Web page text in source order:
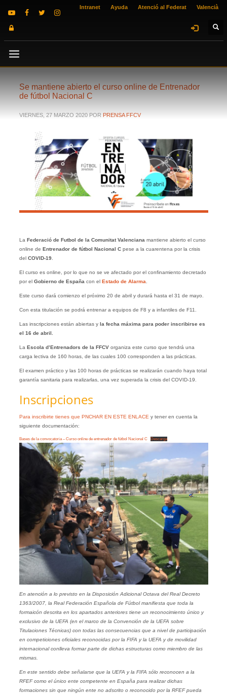
Intranet Ayuda Atenció al Federat Valencià
Se mantiene abierto el curso online de Entrenador
de fútbol Nacional C
VIERNES, 27 MARZO 2020 POR PRENSA FFCV
La Federació de Futbol de la Comunitat Valencianamantiene abierto el curso
online de Entrenador de fútbol Nacional Cpese a la cuarentena por la crisis
del COVID-19.
El curso es online, por lo que no se ve afectado por el confinamiento decretado
por el Gobierno de Españacon el Estado de Alarma.
Este curso dará comienzo el próximo 20 de abril y durará hasta el 31 de mayo.
Con esta titulación se podrá entrenar a equipos de F8 y a infantiles de F11.
Las inscripciones están abiertas y la fecha máxima para poder inscribirse es
el 16 de abril.
La Escola d’Entrenadors de la FFCVorganiza este curso que tendrá una
carga lectiva de 160 horas, de las cuales 100 corresponden a las prácticas.
El examen práctico y las 100 horas de prácticas se realizarán cuando haya total
garantía sanitaria para realizarlas, una vez superada la crisis del COVID-19.
Inscripciones
Para inscribirte tienes que PNCHAR EN ESTE ENLACEy tener en cuenta la
siguiente documentación:
Bases de la convocatoria – Curso online de entrenador de fútbol Nacional C Descarga
En atención a lo previsto en la Disposición Adicional Octava del Real Decreto
1363/2007, la Real Federación Española de Fútbol manifiesta que toda la
formaicón descrita en los apartados anteriores tiene un reconocimiento único y
exclusivo de la UEFA (en el marco de la Convención de la UEFA sobre
Titulaciones Técnicas) con todas las consecuencias que a nivel de participación
en competiciones oficiales reconocidas por la FIFA y la UEFA y de movilidad
internacional conlleva formar parte de dichas estructuras como miembro de las
mismas.
En este sentido debe señalarse que la UEFA y la FIFA sólo reconocen a la
RFEF como el único ente competente en España para realizar dichas
formaciones sin que ningún ente no adscrito o reconocido por la RFEF pueda